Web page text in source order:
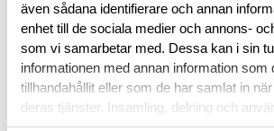
även sådana identifierare och annan
enhet till de sociala medier och annons-
som vi samarbetar med. Dessa kan i sin
informationen med annan information som
tillhandahållit eller som de har samlat in
deras tjänster. Insamling, delning och
personuppgifter kan användas för
RECENSIONER
OM VARUMÄRKET